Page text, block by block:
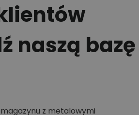
naszą bazę